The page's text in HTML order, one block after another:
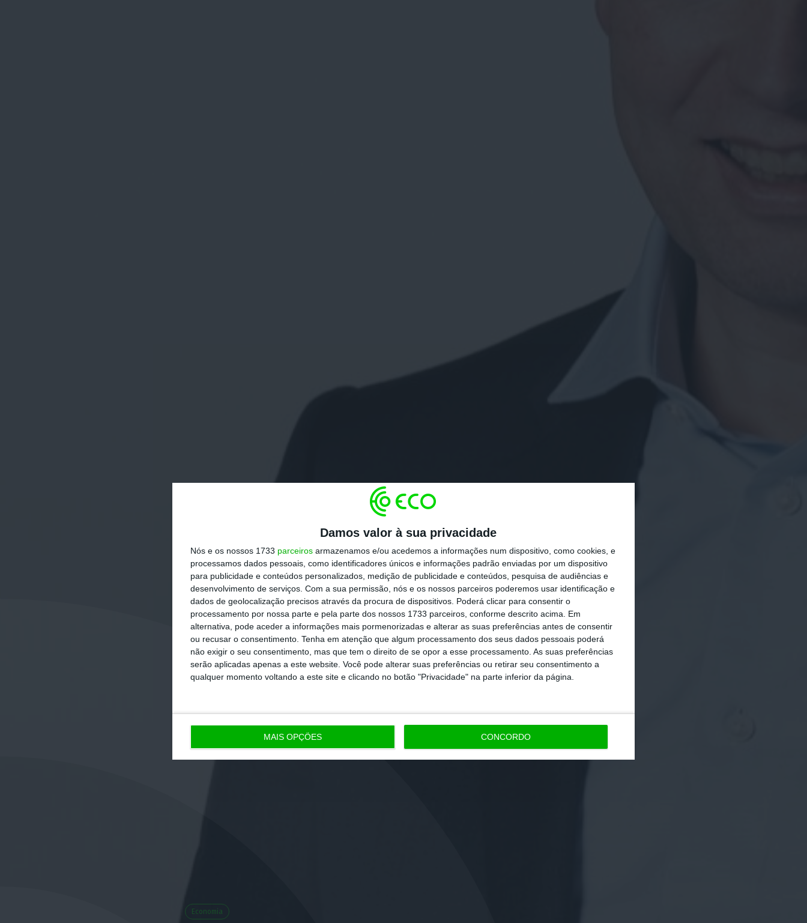
Damos valor à sua privacidade
Nós e os nossos 1733 parceiros armazenamos e/ou acedemos a informações num dispositivo, como cookies, e
processamos dados pessoais, como identificadores únicos e informações padrão enviadas por um dispositivo
para publicidade e conteúdos personalizados, medição de publicidade e conteúdos, pesquisa de audiências e
desenvolvimento de serviços. Com a sua permissão, nós e os nossos parceiros poderemos usar identificação e
dados de geolocalização precisos através da procura de dispositivos. Poderá clicar para consentir o
processamento por nossa parte e pela parte dos nossos 1733 parceiros, conforme descrito acima. Em
alternativa, pode aceder a informações mais pormenorizadas e alterar as suas preferências antes de consentir
ou recusar o consentimento. Tenha em atenção que algum processamento dos seus dados pessoais poderá
não exigir o seu consentimento, mas que tem o direito de se opor a esse processamento. As suas preferências
serão aplicadas apenas a este website. Você pode alterar suas preferências ou retirar seu consentimento a
qualquer momento voltando a este site e clicando no botão "Privacidade" na parte inferior da página.
MAIS OPÇÕES CONCORDO
Economia